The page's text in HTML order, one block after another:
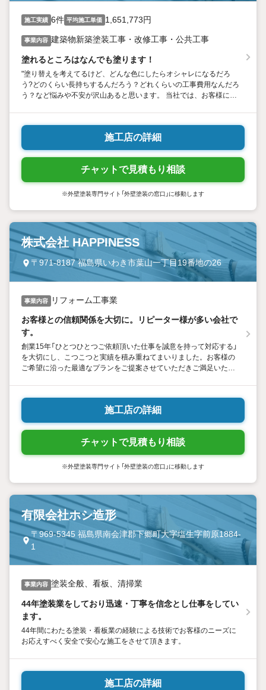
施工実績 6件 平均施工単価 1,651,773円
事業内容 建築物新築塗装工事・改修工事・公共工事
塗れるところはなんでも塗ります！
"塗り替えを考えてるけど、どんな色にしたらオシャレになるだろ
う?どのくらい長持ちするんだろう？どれくらいの工事費用なんだろ
う？など悩みや不安が沢山あると思います。 当社では、お客様に満
施工店の詳細
チャットで見積もり相談
※外壁塗装専門サイト「外壁塗装の窓口」に移動します
株式会社 HAPPINESS
〒971-8187 福島県いわき市葉山一丁目19番地の26
事業内容 リフォーム工事業
お客様との信頼関係を大切に。リピーター様が多い会社で
す。
創業15年「ひとつひとつご依頼頂いた仕事を誠意を持って対応する」
を大切にし、こつこつと実績を積み重ねてまいりました。お客様の
ご希望に沿った最適なプランをご提案させていただきご満足いただ
施工店の詳細
チャットで見積もり相談
※外壁塗装専門サイト「外壁塗装の窓口」に移動します
有限会社ホシ造形
〒969-5345 福島県南会津郡下郷町大字塩生字前原1884-
1
事業内容 塗装全般、看板、清掃業
44年塗装業をしており迅速・丁寧を信念とし仕事をしてい
ます。
44年間にわたる塗装・看板業の経験による技術でお客様のニーズに
お応えすべく安全で安心な施工をさせて頂きます。
施工店の詳細